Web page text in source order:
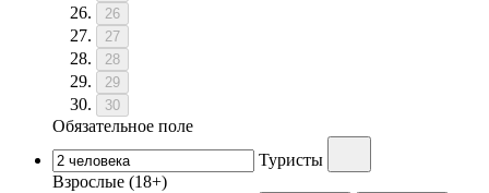
26
27
28
29
30
Обязательное поле
Туристы
Взрослые (18+)